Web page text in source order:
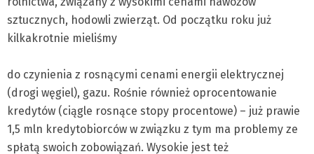
sztucznych, hodowli zwierząt. Od początku roku już
kilkakrotnie mieliśmy
do czynienia z rosnącymi cenami energii elektrycznej
(drogi węgiel), gazu. Rośnie również oprocentowanie
kredytów (ciągle rosnące stopy procentowe) – już prawie
1,5 mln kredytobiorców w związku z tym ma problemy ze
spłatą swoich zobowiązań. Wysokie jest też